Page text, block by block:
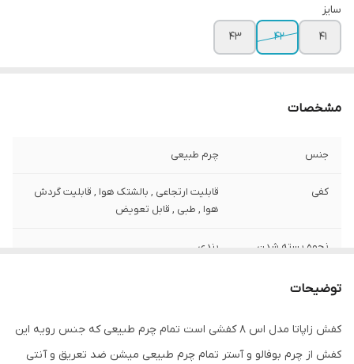
سایز
41
42
43
مشخصات
جنس چرم طبیعی
کفی
قابلیت ارتجاعی , بالشتک هوا , قابلیت گردش
هوا , طبی , قابل تعویض
نحوه بسته شدن
بندی
سایش
توضیحات
کفش زاپاتا مدل اس 8 کفشی است تمام چرم طبیعی که جنس رویه این
کفش از چرم بوفالو و آستر تمام چرم طبیعی میشن ضد تعریق و آنتی